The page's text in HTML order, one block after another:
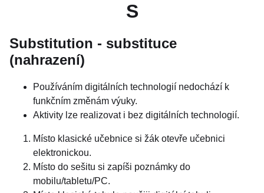
S
Substitution - substituce
(nahrazení)
Používáním digitálních technologií nedochází k
funkčním změnám výuky.
Aktivity lze realizovat i bez digitálních technologií.
Místo klasické učebnice si žák otevře učebnici
elektronickou.
Místo do sešitu si zapíši poznámky do
mobilu/tabletu/PC.